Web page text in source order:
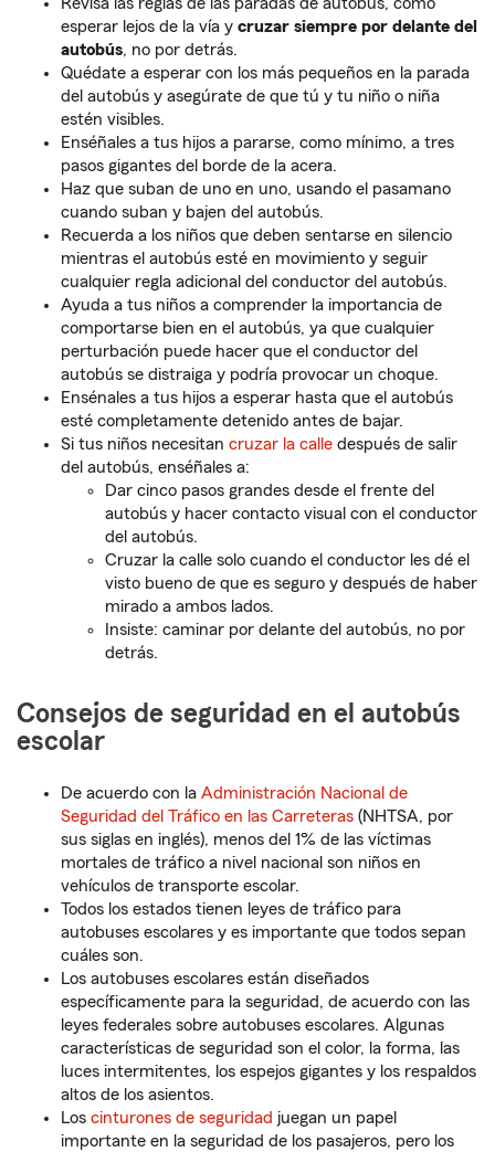
Revisa las reglas de las paradas de autobús, como
esperar lejos de la vía y cruzar siempre por delante del
autobús, no por detrás.
Quédate a esperar con los más pequeños en la parada
del autobús y asegúrate de que tú y tu niño o niña
estén visibles.
Enséñales a tus hijos a pararse, como mínimo, a tres
pasos gigantes del borde de la acera.
Haz que suban de uno en uno, usando el pasamano
cuando suban y bajen del autobús.
Recuerda a los niños que deben sentarse en silencio
mientras el autobús esté en movimiento y seguir
cualquier regla adicional del conductor del autobús.
Ayuda a tus niños a comprender la importancia de
comportarse bien en el autobús, ya que cualquier
perturbación puede hacer que el conductor del
autobús se distraiga y podría provocar un choque.
Ensénales a tus hijos a esperar hasta que el autobús
esté completamente detenido antes de bajar.
Si tus niños necesitan cruzar la calle después de salir
del autobús, enséñales a:
Dar cinco pasos grandes desde el frente del
autobús y hacer contacto visual con el conductor
del autobús.
Cruzar la calle solo cuando el conductor les dé el
visto bueno de que es seguro y después de haber
mirado a ambos lados.
Insiste: caminar por delante del autobús, no por
detrás.
Consejos de seguridad en el autobús
escolar
De acuerdo con la Administración Nacional de
Seguridad del Tráfico en las Carreteras (NHTSA, por
sus siglas en inglés), menos del 1% de las víctimas
mortales de tráfico a nivel nacional son niños en
vehículos de transporte escolar.
Todos los estados tienen leyes de tráfico para
autobuses escolares y es importante que todos sepan
cuáles son.
Los autobuses escolares están diseñados
específicamente para la seguridad, de acuerdo con las
leyes federales sobre autobuses escolares. Algunas
características de seguridad son el color, la forma, las
luces intermitentes, los espejos gigantes y los respaldos
altos de los asientos.
Los cinturones de seguridad juegan un papel
importante en la seguridad de los pasajeros, pero los